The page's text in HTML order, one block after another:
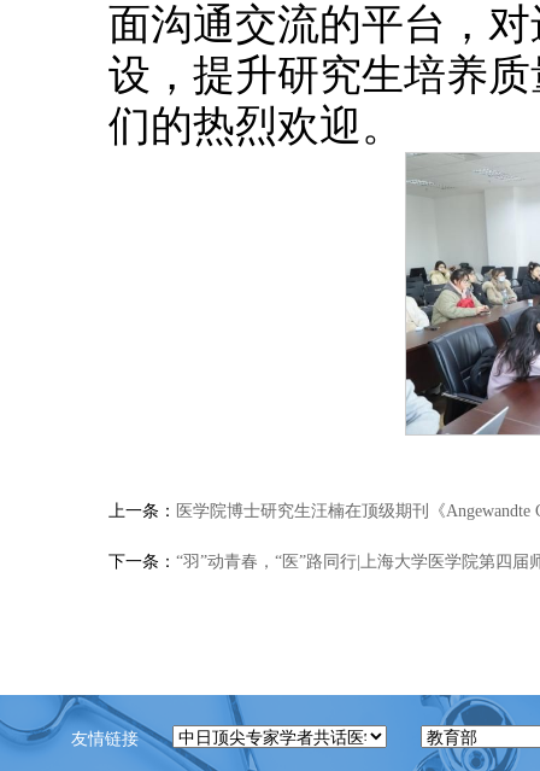
面沟通交流的平台，
设，提升研究生培养
们的热烈欢迎。
上一条： 医学院博士研究生汪楠在顶级期刊《
下一条： “羽”动青春，“医”路同行|上海大学医学院第四
友情链接